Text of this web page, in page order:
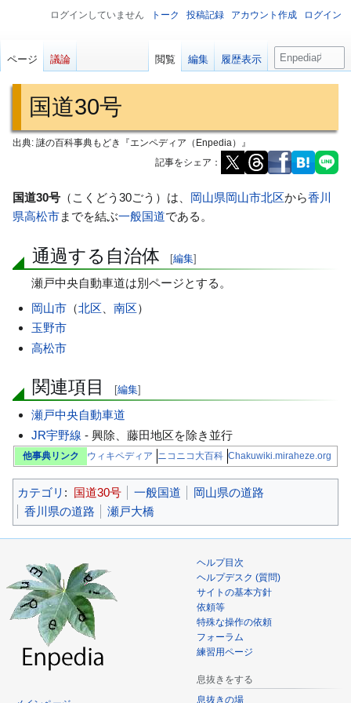
国道30号
出典: 謎の百科事典もどき『エンペディア（Enpedia）』
記事をシェア：
ナ
ビ
シ
ン
に
移
検
索
動
国道30号 （こくどう30ごう）は、 岡山県岡山市北区から香川
県高松市までを結ぶ一般国道である。
通過する自治体 [編集]
瀬戸中央自動車道は別ページとする。
岡山市 （北区 、南区）
玉野市
高松市
関連項目 [編集]
瀬戸中央自動車道
JR宇野線 - 興除、藤田地区を除き並行
他事典リンク ウィキペディア ニコニコ大百科 Chakuwiki.miraheze.org
カテゴリ : 国道30号 一般国道
岡山県の道路
香川県の道路
瀬戸大橋
ログインしていません トーク 投稿記録 アカウント作成 ログイン
ページ 議論 閲覧 編集 履歴表示
検
索
ヘルプ目次
ヘルプデスク (質問)
サイトの基本方針
依頼等
特殊な操作の依頼
フォーラム
練習用ページ
息抜きをする
息抜きの場